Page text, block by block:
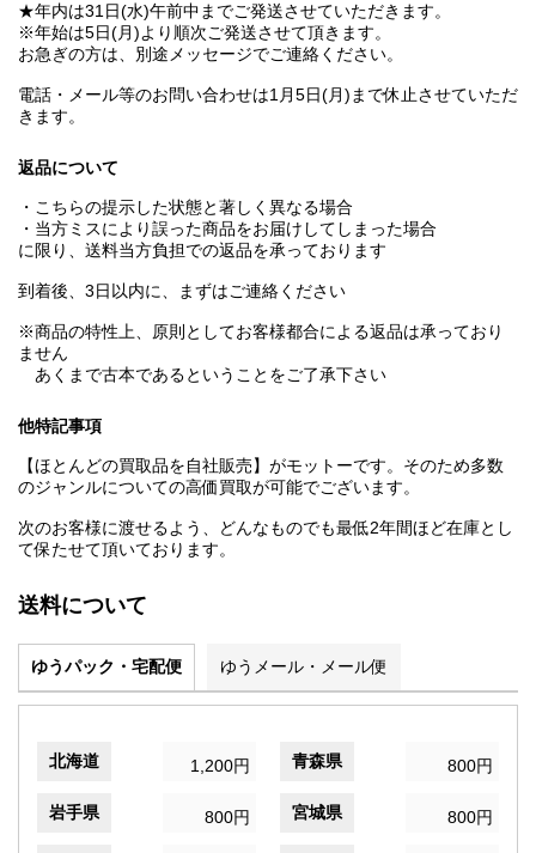
★年内は31日(水)午前中までご発送させていただきます。
※年始は5日(月)より順次ご発送させて頂きます。
お急ぎの方は、別途メッセージでご連絡ください。
電話・メール等のお問い合わせは1月5日(月)まで休止させていただ
きます。
返品について
・こちらの提示した状態と著しく異なる場合
・当方ミスにより誤った商品をお届けしてしまった場合
に限り、送料当方負担での返品を承っております
到着後、3日以内に、まずはご連絡ください
※商品の特性上、原則としてお客様都合による返品は承っており
ません
あくまで古本であるということをご了承下さい
他特記事項
【ほとんどの買取品を自社販売】がモットーです。そのため多数
のジャンルについての高価買取が可能でございます。
次のお客様に渡せるよう、どんなものでも最低2年間ほど在庫とし
て保たせて頂いております。
送料について
ゆうパック・宅配便 ゆうメール・メール便
北海道 1,200円 青森県 800円
岩手県 800円 宮城県 800円